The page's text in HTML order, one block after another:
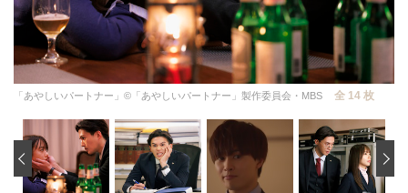
「あやしいパートナー」©「あやしいパートナー」製作委員会・MBS 全 14 枚
‹